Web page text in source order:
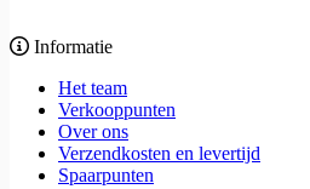
Informatie
Het team
Verkooppunten
Over ons
Verzendkosten en levertijd
Spaarpunten